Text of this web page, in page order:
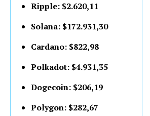
Ripple: $2.620,11
Solana: $172.931,30
Cardano: $822,98
Polkadot: $4.931,35
Dogecoin: $206,19
Polygon: $282,67